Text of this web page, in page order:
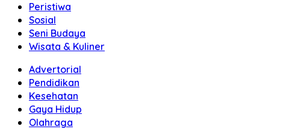
Peristiwa
Sosial
Seni Budaya
Wisata & Kuliner
Advertorial
Pendidikan
Kesehatan
Gaya Hidup
Olahraga